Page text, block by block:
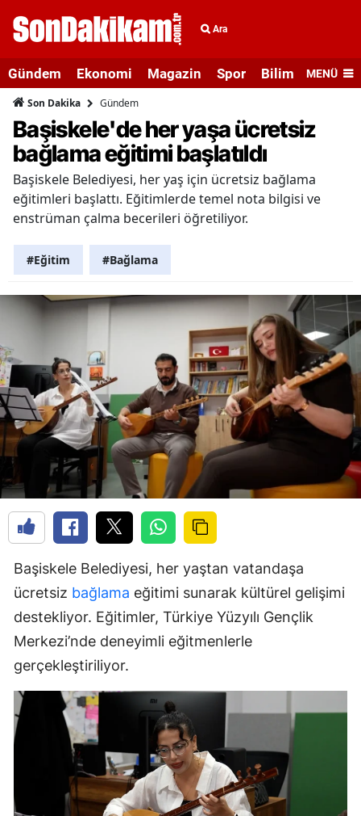
Ara
Gündem Ekonomi Magazin Spor Bilim veMENÜ
Son Dakika Gündem
Başiskele'de her yaşa ücretsiz
bağlama eğitimi başlatıldı
Başiskele Belediyesi, her yaş için ücretsiz bağlama
eğitimleri başlattı. Eğitimlerde temel nota bilgisi ve
enstrüman çalma becerileri öğretiliyor.
#Eğitim #Bağlama
Başiskele Belediyesi, her yaştan vatandaşa
ücretsiz bağlama eğitimi sunarak kültürel gelişimi
destekliyor. Eğitimler, Türkiye Yüzyılı Gençlik
Merkezi’nde deneyimli eğitmenlerle
gerçekleştiriliyor.